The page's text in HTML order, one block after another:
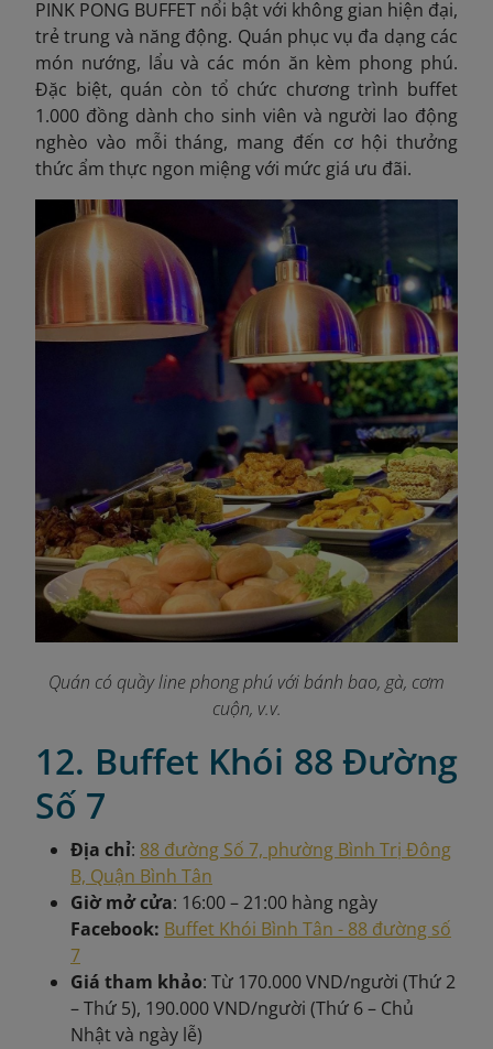
PINK PONG BUFFET nổi bật với không gian hiện đại,
trẻ trung và năng động. Quán phục vụ đa dạng các
món nướng, lẩu và các món ăn kèm phong phú.
Đặc biệt, quán còn tổ chức chương trình buffet
1.000 đồng dành cho sinh viên và người lao động
nghèo vào mỗi tháng, mang đến cơ hội thưởng
thức ẩm thực ngon miệng với mức giá ưu đãi.
Quán có quầy line phong phú với bánh bao, gà, cơm
cuộn, v.v.
12. Buffet Khói 88 Đường
Số 7
Địa chỉ: 88 đường Số 7, phường Bình Trị Đông
B, Quận Bình Tân
Giờ mở cửa: 16:00 – 21:00 hàng ngày
Facebook: Buffet Khói Bình Tân - 88 đường số
7
Giá tham khảo: Từ 170.000 VND/người (Thứ 2
– Thứ 5), 190.000 VND/người (Thứ 6 – Chủ
Nhật và ngày lễ)